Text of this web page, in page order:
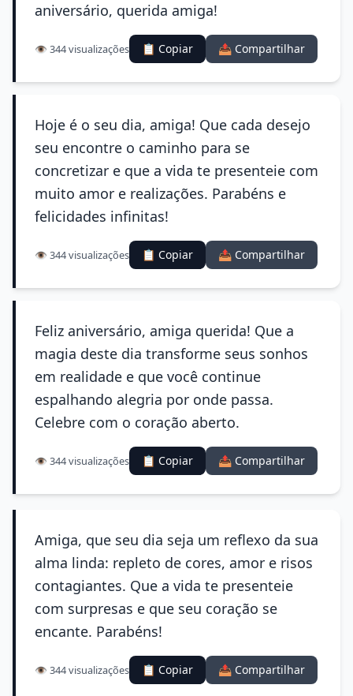
aniversário, querida amiga!
👁️ 344 visualizações 📋 Copiar 📤 Compartilhar
Hoje é o seu dia, amiga! Que cada desejo
seu encontre o caminho para se
concretizar e que a vida te presenteie com
muito amor e realizações. Parabéns e
felicidades infinitas!
👁️ 344 visualizações 📋 Copiar 📤 Compartilhar
Feliz aniversário, amiga querida! Que a
magia deste dia transforme seus sonhos
em realidade e que você continue
espalhando alegria por onde passa.
Celebre com o coração aberto.
👁️ 344 visualizações 📋 Copiar 📤 Compartilhar
Amiga, que seu dia seja um reflexo da sua
alma linda: repleto de cores, amor e risos
contagiantes. Que a vida te presenteie
com surpresas e que seu coração se
encante. Parabéns!
👁️ 344 visualizações 📋 Copiar 📤 Compartilhar